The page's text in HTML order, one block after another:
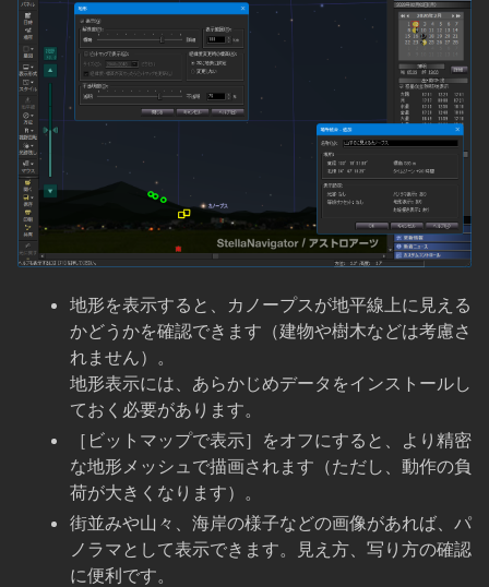
地形を表示すると、カノープスが地平線上に見える
かどうかを確認できます（建物や樹木などは考慮さ
れません）。
地形表示には、あらかじめデータをインストールし
ておく必要があります。
［ビットマップで表示］をオフにすると、より精密
な地形メッシュで描画されます（ただし、動作の負
荷が大きくなります）。
街並みや山々、海岸の様子などの画像があれば、パ
ノラマとして表示できます。見え方、写り方の確認
に便利です。